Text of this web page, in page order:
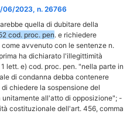
06/2023, n. 26766
quella di dubitare della
cod. proc. pen. e richiedere
avvenuto con le sentenze n.
ha dichiarato l'illegittimità
lett. e) cod. proc. pen. "nella parte in
di condanna debba contenere
chiedere la sospensione del
all'atto di opposizione"; -
costituzionale dell'art. 456, comma